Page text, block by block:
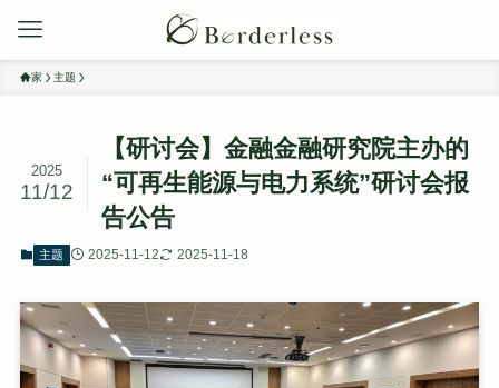
家 主题
【研讨会】金融金融研究院主办的
“可再生能源与电力系统”研讨会报
告公告
2025
11/12
主题 2025-11-12 2025-11-18